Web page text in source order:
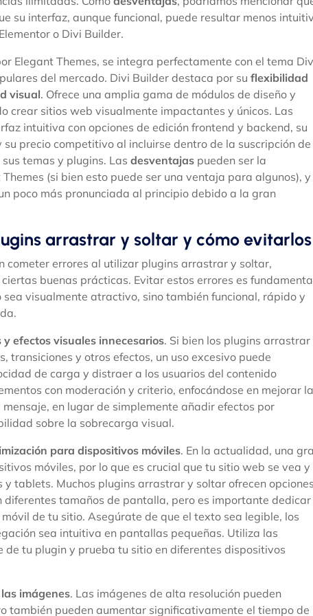
su interfaz, aunque funcional, puede resultar menos
o Divi Builder.
Elegant Themes, se integra perfectamente con el tema
del mercado. Divi Builder destaca por su flexibilidad
visual. Ofrece una amplia gama de módulos de diseño y
crear sitios web visualmente impactantes y únicos. Las
intuitiva con opciones de edición frontend y backend, su
precio competitivo al incluirse dentro de la suscripción de
temas y plugins. Las desventajas pueden ser la
(si bien esto puede ser una ventaja para algunos), y
poco más pronunciada al principio debido a la gran
arrastrar y soltar y cómo evitarlos
cometer errores al utilizar plugins arrastrar y soltar,
buenas prácticas. Evitar estos errores es
visualmente atractivo, sino también funcional, rápido y
efectos visuales innecesarios. Si bien los plugins arrastrar
transiciones y otros efectos, un uso excesivo puede
de carga y distraer a los usuarios del contenido
con moderación y criterio, enfocándose en mejorar la
en lugar de simplemente añadir efectos por
sobre la sobrecarga visual.
para dispositivos móviles. En la actualidad, una
móviles, por lo que es crucial que tu sitio web se vea y
tablets. Muchos plugins arrastrar y soltar ofrecen opciones
tamaños de pantalla, pero es importante dedicar
de tu sitio. Asegúrate de que el texto sea legible, los
sea intuitiva en pantallas pequeñas. Utiliza las
tu plugin y prueba tu sitio en diferentes dispositivos
imágenes. Las imágenes de alta resolución pueden
también pueden aumentar significativamente el tiempo de